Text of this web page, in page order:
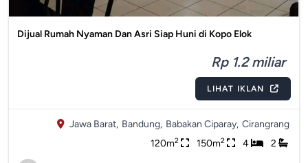
Dijual Rumah Nyaman Dan Asri Siap Huni di Kopo Elok
Rp 1.2 miliar
LIHAT IKLAN
Jawa Barat, Bandung, Babakan Ciparay, Cirangrang
120m2 150m2 4 2